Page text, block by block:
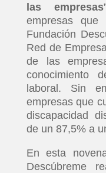
las empresas
empresas
Fundación
Red de
de las
conocimiento
laboral. Sin
empresas que
discapacidad
de un 87,5% a
En esta
Descúbreme